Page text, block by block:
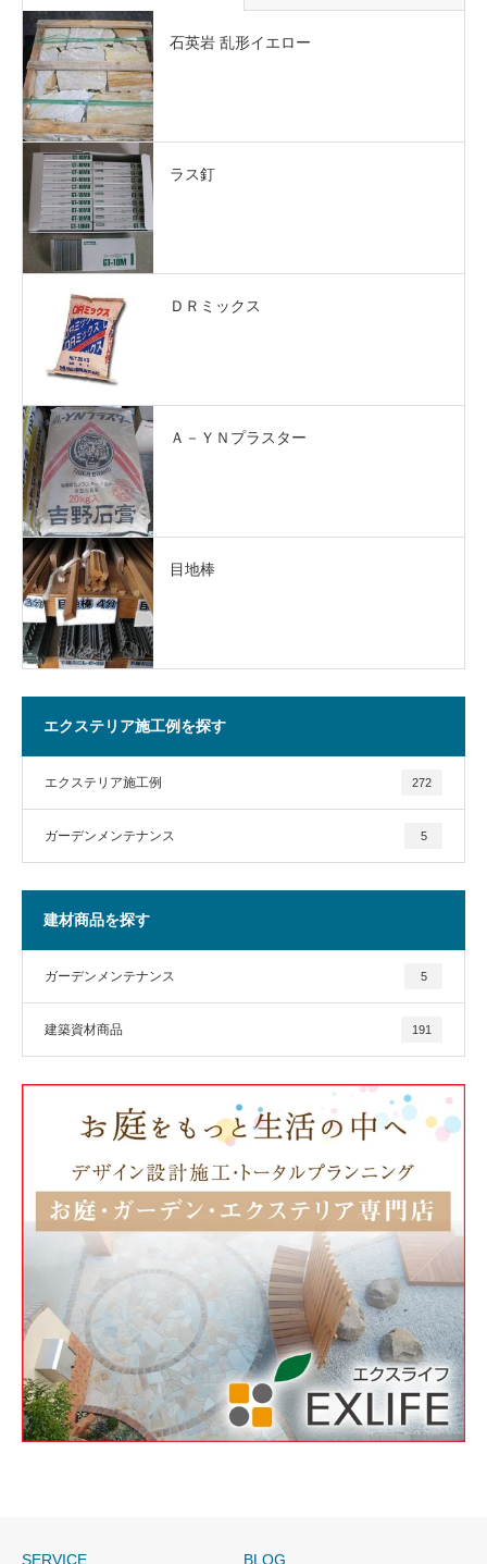
石英岩 乱形イエロー
ラス釘
ＤＲミックス
Ａ－ＹＮプラスター
目地棒
エクステリア施工例を探す
エクステリア施工例 272
ガーデンメンテナンス 5
建材商品を探す
ガーデンメンテナンス 5
建築資材商品 191
SERVICE BLOG